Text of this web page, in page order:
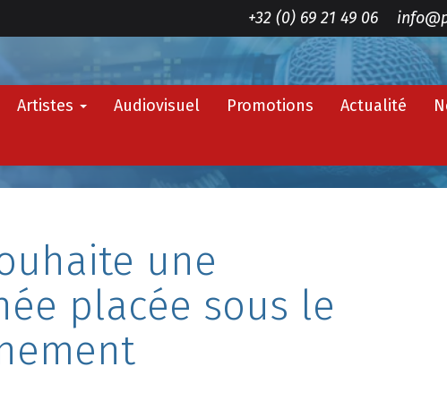
+32 (0) 69 21 49 06
Artistes Audiovisuel Promotions Actualité
une
placée sous le